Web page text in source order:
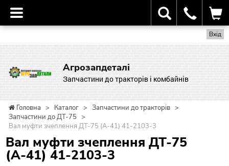
Вхід
Агрозапдеталі
Запчастини до тракторів і комбайнів
Головна > Каталог > Запчастини до тракторів >
Запчастини до ДТ-75 >
Вал муфти зчеплення ДТ-75 (А-41) 41-2103-3
Вал муфти зчеплення ДТ-75
(А-41) 41-2103-3